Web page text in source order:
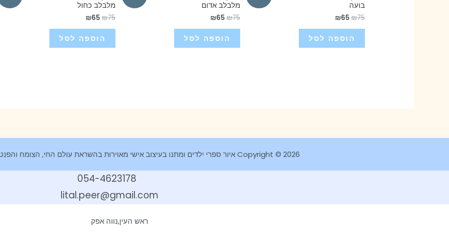
בועה
₪75
₪65
הוספה לסל
מלבלב אדום
₪75
₪65
הוספה לסל
מלבלב כחול
₪75
₪65
הוספה לסל
Copyright © 2026 איור ספרי ילדים ומתנו בעיצוב אישי מאוירות בהשראת עולם החי, הצומח והפנטזיה. ליטל פאר LILO
ראש העין,נווה אפק